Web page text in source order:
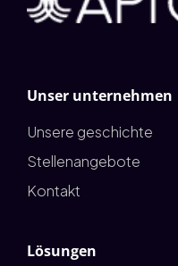
Unser unternehmen
Unsere geschichte
Stellenangebote
Kontakt
Lösungen